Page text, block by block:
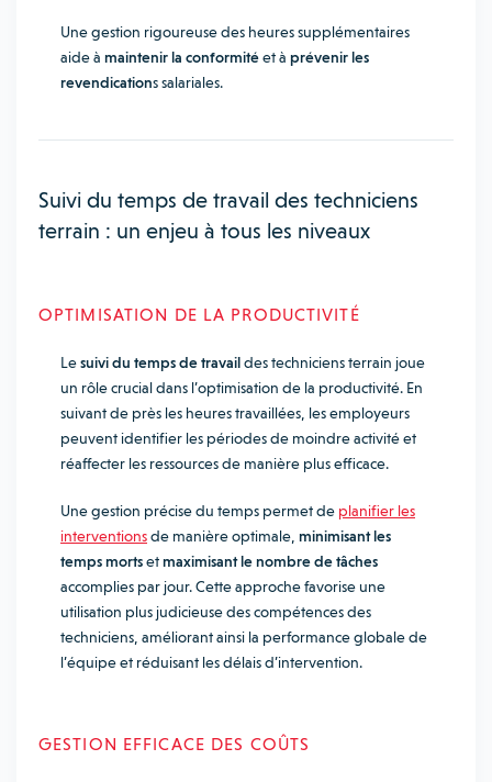
Une gestion rigoureuse des heures supplémentaires
aide à maintenir la conformitéet à prévenir les
revendications salariales.
Suivi du temps de travail des techniciens
terrain : un enjeu à tous les niveaux
OPTIMISATION DE LA PRODUCTIVITÉ
Lesuivi du temps de travaildes techniciens terrain joue
un rôle crucial dans l’optimisation de la productivité. En
suivant de près les heures travaillées, les employeurs
peuvent identifier les périodes de moindre activité et
réaffecter les ressources de manière plus efficace.
Une gestion précise du temps permet de planifier les
interventionsde manière optimale, minimisant les
temps mortsetmaximisant le nombre de tâches
accomplies par jour. Cette approche favorise une
utilisation plus judicieuse des compétences des
techniciens, améliorant ainsi la performance globale de
l’équipe et réduisant les délais d’intervention.
GESTION EFFICACE DES COÛTS